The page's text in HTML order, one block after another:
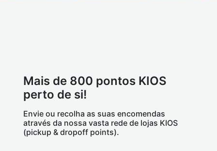
Mais de 800 pontos KIOS
perto de si!
Envie ou recolha as suas encomendas
através da nossa vasta rede de lojas KIOS
(pickup & dropoff points).